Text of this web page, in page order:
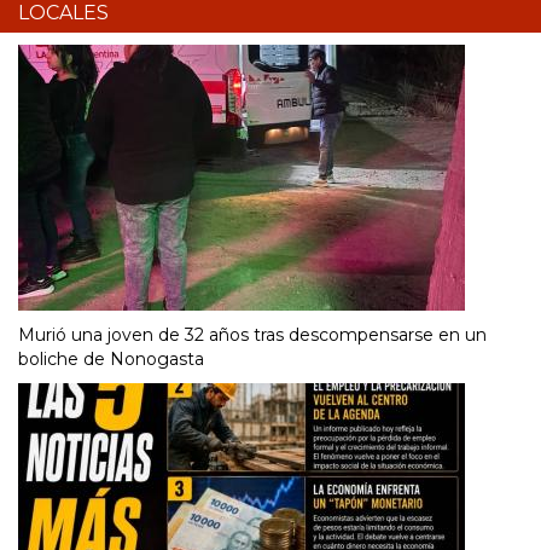
LOCALES
Murió una joven de 32 años tras descompensarse en un
boliche de Nonogasta